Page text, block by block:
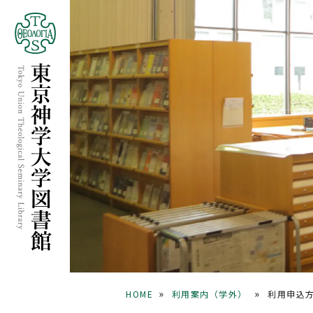
HOME » 利用案内（学外） » 利用申込